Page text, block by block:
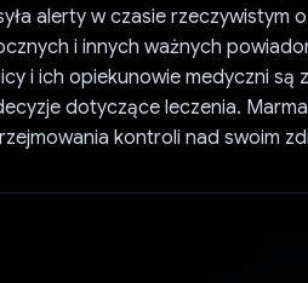
alerty w czasie rzeczywistym
i innych ważnych
i ich opiekunowie medyczni są
dotyczące leczenia.
kontroli nad swoim